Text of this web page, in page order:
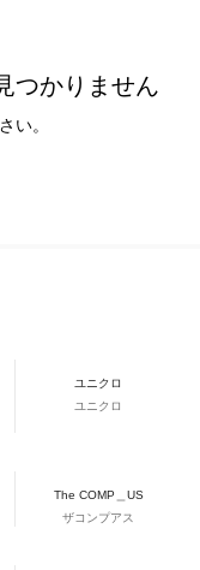
つかりません
い。
ユニクロ
ユニクロ
The COMP＿US
ザコンプアス